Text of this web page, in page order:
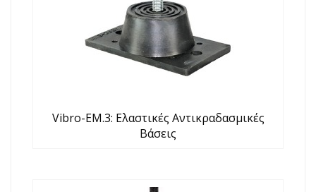
Vibro-EM.3: Ελαστικές Αντικραδασμικές
Βάσεις